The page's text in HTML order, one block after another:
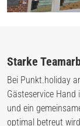
Starke
Bei Punkt.holiday
Gästeservice
und ein
optimal betreut